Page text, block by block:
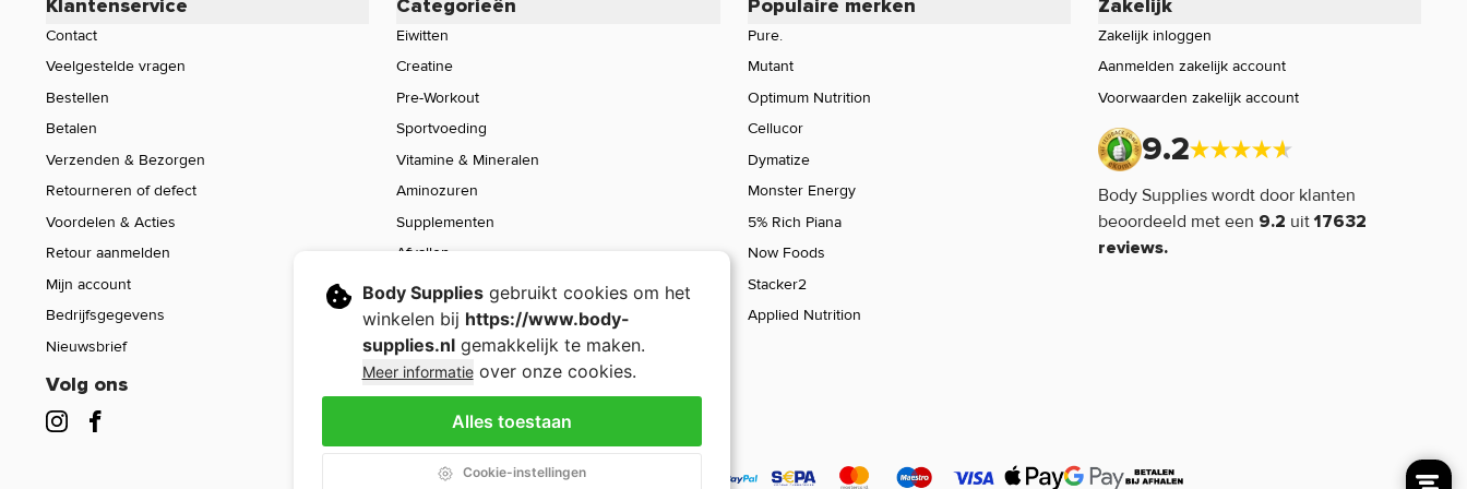
Inhoud: 100 caps In winkelwagen
Klantenservice
Contact
Veelgestelde vragen
Bestellen
Betalen
Verzenden & Bezorgen
Retourneren of defect
Voordelen & Acties
Retour aanmelden
Mijn account
Bedrijfsgegevens
Nieuwsbrief
Volg ons
Categorieën
Eiwitten
Creatine
Pre-Workout
Sportvoeding
Vitamine & Mineralen
Aminozuren
Supplementen
Afvallen
Voeding
Sport Gear
Sale
Populaire merken
Pure.
Mutant
Optimum Nutrition
Cellucor
Dymatize
Monster Energy
5% Rich Piana
Now Foods
Stacker2
Applied Nutrition
Zakelijk
Zakelijk inloggen
Aanmelden zakelijk account
Voorwaarden zakelijk account
9.2
Body Supplies wordt door klanten
beoordeeld met een 9.2 uit17632
reviews.
Body Suppliesgebruikt cookies om het
winkelen bij https://www.body-
supplies.nlgemakkelijk te maken.
Meer informatieover onze cookies.
Alles toestaan
Cookie-instellingen